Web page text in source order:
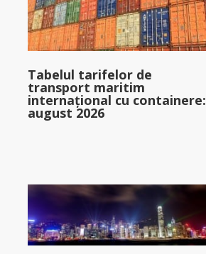
5.80%: &dollar;0-&dollar;23,000
6.75%: &dollar;23,001-&dollar;54,450
Tabelul tarifelor de
transport maritim
internațional cu containere:
august 2026